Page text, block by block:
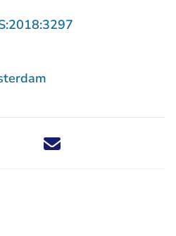
Deel dit nieuwsbericht via X -
Deel dit nieuwsbericht via
Deel dit nieuwsbericht
Deel dit